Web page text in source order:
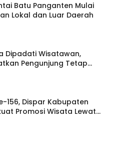
Batu Panganten Mulai
Lokal dan Luar Daerah
Dipadati Wisatawan,
Pengunjung Tetap
156, Dispar Kabupaten
Promosi Wisata Lewat